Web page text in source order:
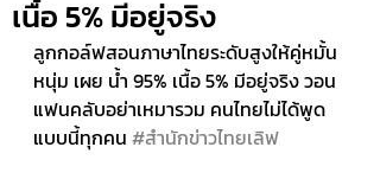
เนื้อ 5% มีอยู่จริง
ลูกกอล์ฟสอนภาษาไทยระดับสูงให้คู่หมั้น
หนุ่ม เผย น้ำ 95% เนื้อ 5% มีอยู่จริง วอน
แฟนคลับอย่าเหมารวม คนไทยไม่ได้พูด
แบบนี้ทุกคน #สำนักข่าวไทยเลิฟ